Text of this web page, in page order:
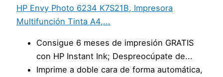
HP Envy Photo 6234 K7S21B, Impresora
Multifunción Tinta A4,...
Consigue 6 meses de impresión GRATIS
con HP Instant Ink; Despreocúpate de...
Imprime a doble cara de forma automática,